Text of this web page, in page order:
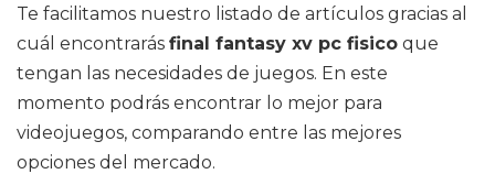
Te facilitamos nuestro listado de artículos gracias al
cuál encontrarás final fantasy xv pc fisico que
tengan las necesidades de juegos. En este
momento podrás encontrar lo mejor para
videojuegos, comparando entre las mejores
opciones del mercado.